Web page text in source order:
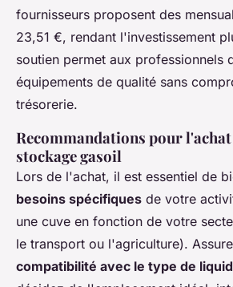
fournisseurs proposent des
23,51 €, rendant l'investissement
soutien permet aux professionnels
équipements de qualité sans
trésorerie.
Recommandations pour l'achat
stockage gasoil
Lors de l'achat, il est essentiel de
besoins spécifiques de votre
une cuve en fonction de votre
le transport ou l'agriculture).
compatibilité avec le type de